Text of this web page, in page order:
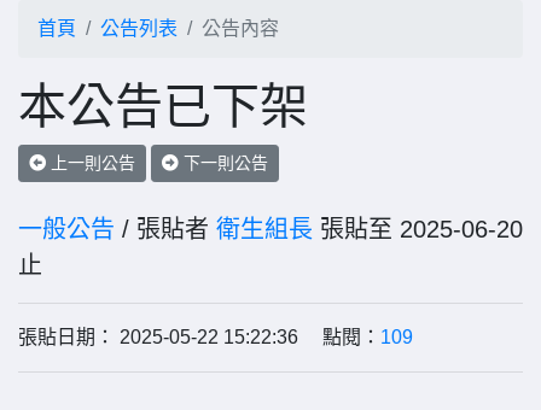
首頁 公告列表 公告內容
本公告已下架
上一則公告 下一則公告
一般公告 / 張貼者 衛生組長 張貼至 2025-06-20
止
張貼日期： 2025-05-22 15:22:36 點閱： 109